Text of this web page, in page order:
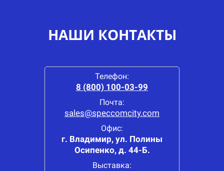
НАШИ КОНТАКТЫ
Телефон:
8 (800) 100-03-99
Почта:
sales@speccomcity.com
Офис:
г. Владимир, ул. Полины
Осипенко, д. 44-Б.
Выставка: